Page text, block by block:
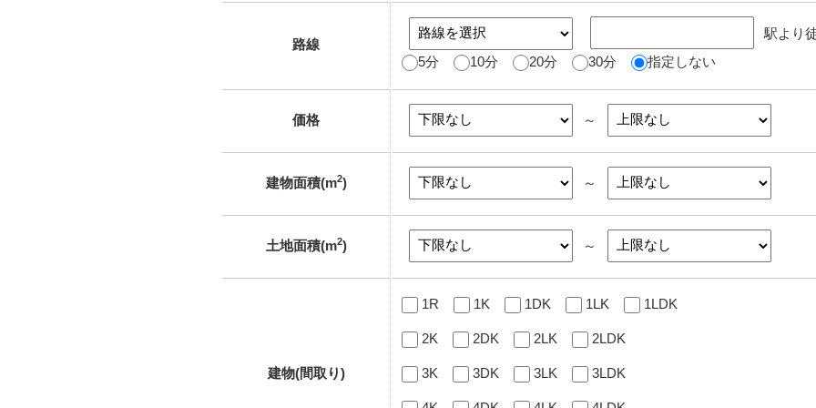
路線
駅より
5分
10分 20分 30分 指定しない
価格 ～
建物面積(m2) ～
土地面積(m2) ～
建物(間取り)
1R 1K 1DK 1LK 1LDK
2K 2DK 2LK 2LDK
3K 3DK 3LK 3LDK